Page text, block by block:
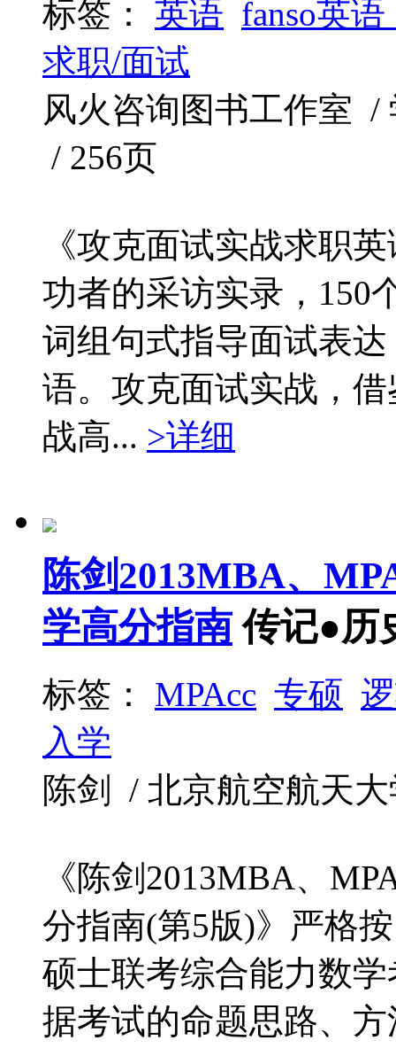
标签： 英语 fanso英
求职/面试
风火咨询图书工作室 /
/ 256页
《攻克面试实战求职
功者的采访实录，150
词组句式指导面试表
语。攻克面试实战，
战高... >详细
陈剑2013MBA、
学高分指南 传记●历
标签： MPAcc 专硕
入学
陈剑 / 北京航空航天
《陈剑2013MBA、
分指南(第5版)》严格
硕士联考综合能力数
据考试的命题思路、